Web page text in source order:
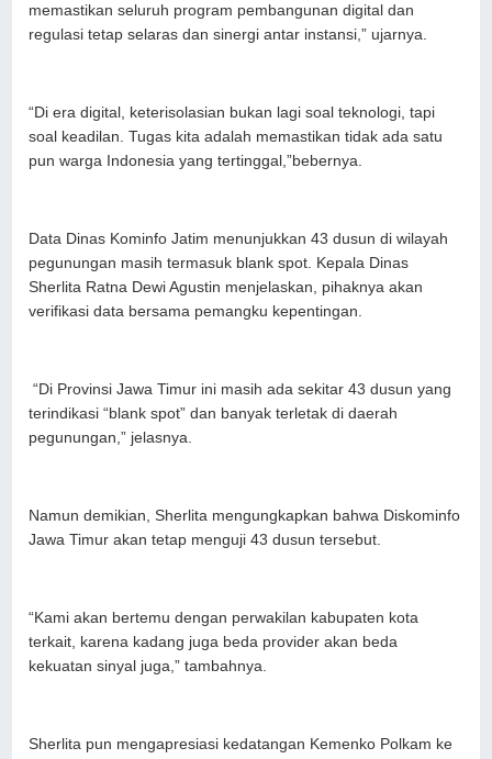
memastikan seluruh program pembangunan digital dan
regulasi tetap selaras dan sinergi antar instansi,” ujarnya.
“Di era digital, keterisolasian bukan lagi soal teknologi, tapi
soal keadilan. Tugas kita adalah memastikan tidak ada satu
pun warga Indonesia yang tertinggal,”bebernya.
Data Dinas Kominfo Jatim menunjukkan 43 dusun di wilayah
pegunungan masih termasuk blank spot. Kepala Dinas
Sherlita Ratna Dewi Agustin menjelaskan, pihaknya akan
verifikasi data bersama pemangku kepentingan.
“Di Provinsi Jawa Timur ini masih ada sekitar 43 dusun yang
terindikasi “blank spot” dan banyak terletak di daerah
pegunungan,” jelasnya.
Namun demikian, Sherlita mengungkapkan bahwa Diskominfo
Jawa Timur akan tetap menguji 43 dusun tersebut.
“Kami akan bertemu dengan perwakilan kabupaten kota
terkait, karena kadang juga beda provider akan beda
kekuatan sinyal juga,” tambahnya.
Sherlita pun mengapresiasi kedatangan Kemenko Polkam ke